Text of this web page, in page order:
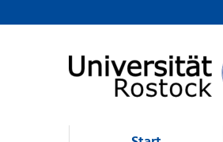
Browsen
direkt zum Inhalt